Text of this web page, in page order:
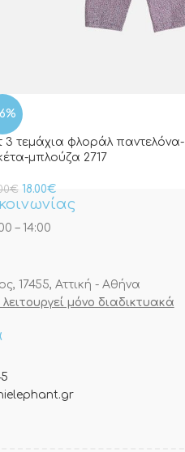
3 τεμάχια φλοράλ παντελόνα-
μπλούζα 2717
€ 18.00€
– 14:00
17455, Αττική - Αθήνα
μόνο διαδικτυακά